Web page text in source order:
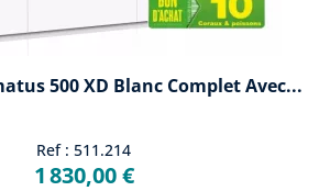
500 XD Blanc Complet Avec...
Ref : 511.214
1 830,00 €